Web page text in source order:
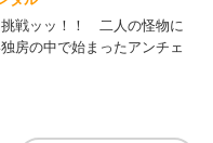
戦ッッ！！ 二人の怪物に
房の中で始まったアンチェ